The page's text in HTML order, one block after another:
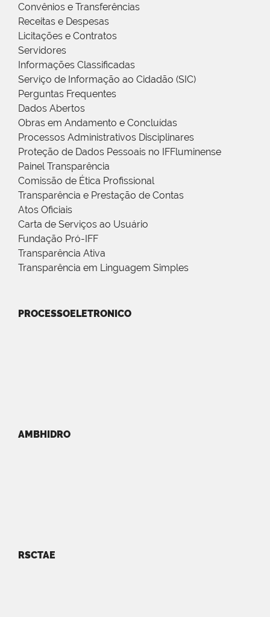
Convênios e Transferências
Receitas e Despesas
Licitações e Contratos
Servidores
Informações Classificadas
Serviço de Informação ao Cidadão (SIC)
Perguntas Frequentes
Dados Abertos
Obras em Andamento e Concluídas
Processos Administrativos Disciplinares
Proteção de Dados Pessoais no IFFluminense
Painel Transparência
Comissão de Ética Profissional
Transparência e Prestação de Contas
Atos Oficiais
Carta de Serviços ao Usuário
Fundação Pró-IFF
Transparência Ativa
Transparência em Linguagem Simples
PROCESSOELETRONICO
AMBHIDRO
RSCTAE